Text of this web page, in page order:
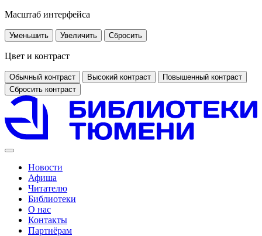
Масштаб интерфейса
Уменьшить Увеличить Сбросить
Цвет и контраст
Обычный контраст Высокий контраст
Повышенный контраст
Сбросить контраст
Новости
Афиша
Читателю
Библиотеки
О нас
Контакты
Партнёрам